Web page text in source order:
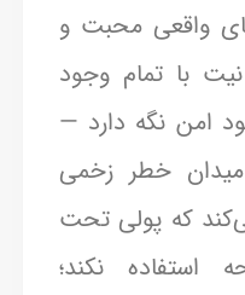
واقعی محبت و
با تمام وجود
امن نگه دارد —
خطر زخمی
که پولی تحت
استفاده نکند؛